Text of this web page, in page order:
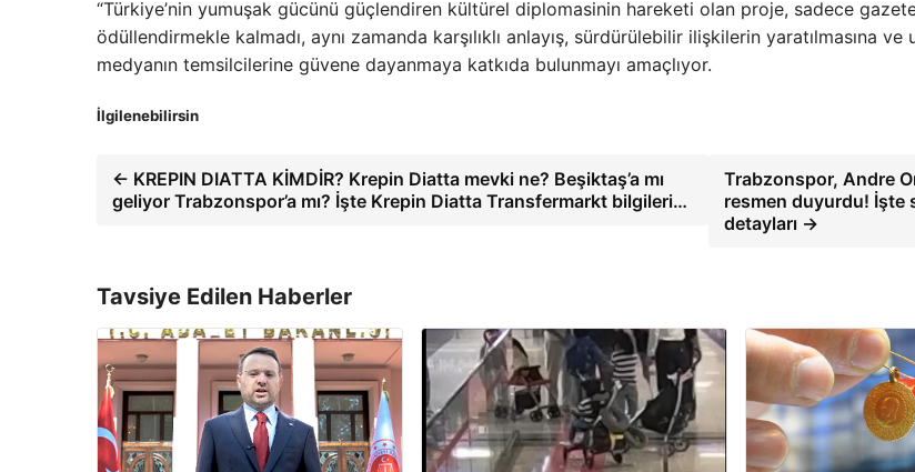
“Türkiye’nin yumuşak gücünü güçlendiren kültürel diplomasinin hareketi olan proje, sadece
ödüllendirmekle kalmadı, aynı zamanda karşılıklı anlayış, sürdürülebilir ilişkilerin yaratılmasına ve
medyanın temsilcilerine güvene dayanmaya katkıda bulunmayı amaçlıyor.
İlgilenebilirsin
← KREPIN DIATTA KİMDİR? Krepin Diatta mevki ne? Beşiktaş’a mı
geliyor Trabzonspor’a mı? İşte Krepin Diatta Transfermarkt bilgileri…
Trabzonspor, Andre
resmen duyurdu! İşte
detayları →
Tavsiye Edilen Haberler